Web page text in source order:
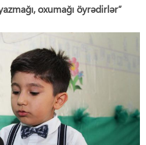
oxumağı öyrədirlər”